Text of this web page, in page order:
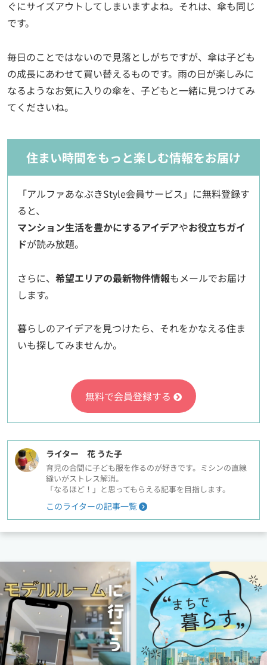
ぐにサイズアウトしてしまいますよね。それは、傘も同じ
です。
毎日のことではないので見落としがちですが、傘は子ども
の成長にあわせて買い替えるものです。雨の日が楽しみに
なるようなお気に入りの傘を、子どもと一緒に見つけてみ
てくださいね。
住まい時間をもっと楽しむ情報をお届け
「アルファあなぶきStyle会員サービス」に無料登録す
ると、
マンション生活を豊かにするアイデアやお役立ちガイ
ドが読み放題。
さらに、 希望エリアの最新物件情報もメールでお届け
します。
暮らしのアイデアを見つけたら、それをかなえる住ま
いも探してみませんか。
無料で会員登録する
ライター 花 うた子
育児の合間に子ども服を作るのが好きです。ミシンの直線
縫いがストレス解消。
「なるほど！」と思ってもらえる記事を目指します。
このライターの記事一覧